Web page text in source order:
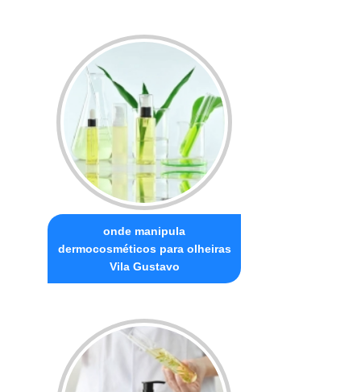
onde manipula
dermocosméticos para olheiras
Vila Gustavo